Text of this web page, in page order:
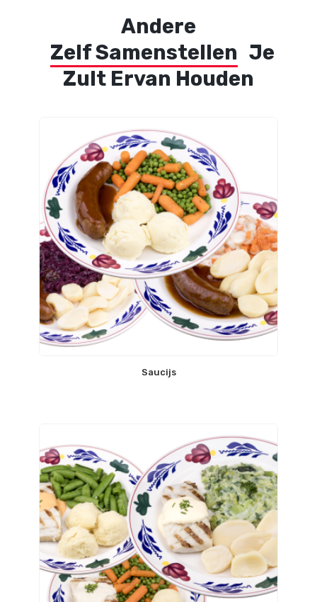
Andere
Zelf Samenstellen Je
Zult Ervan Houden
Saucijs